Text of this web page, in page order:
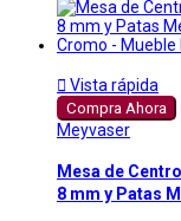
 Vista rápida
Compra Ahora
Meyvaser
Mesa de
8 mm y Patas